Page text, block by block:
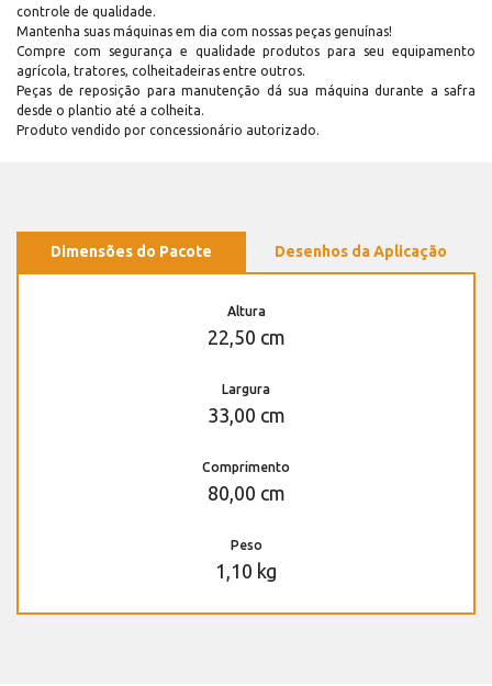
controle de qualidade.
Mantenha suas máquinas em dia com nossas peças genuínas!
Compre com segurança e qualidade produtos para seu equipamento
agrícola, tratores, colheitadeiras entre outros.
Peças de reposição para manutenção dá sua máquina durante a safra
desde o plantio até a colheita.
Produto vendido por concessionário autorizado.
Dimensões do Pacote Desenhos da Aplicação
Altura
22,50 cm
Largura
33,00 cm
Comprimento
80,00 cm
Peso
1,10 kg